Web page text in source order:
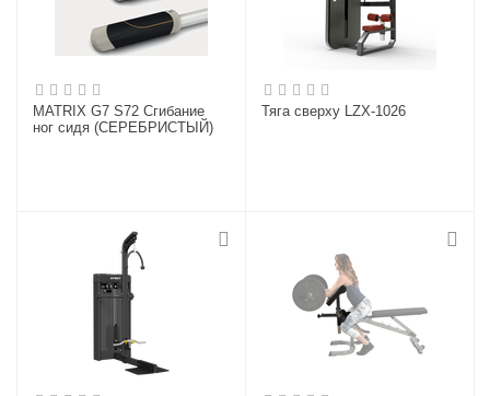
MATRIX G7 S72 Сгибание
ног сидя (СЕРЕБРИСТЫЙ)
Тяга сверху LZX-1026